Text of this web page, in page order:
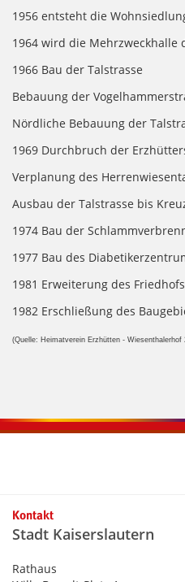
1956 entsteht die
1964 wird die Mehrzweckhalle
1966 Bau der Talstrasse
Bebauung der
Nördliche Bebauung der
1969 Durchbruch der
Verplanung des
Ausbau der Talstrasse bis
1974 Bau der
1977 Bau des
1981 Erweiterung des
1982 Erschließung des
(Quelle: Heimatverein Erzhütten - Wiesenthalerhof
Kontakt
Stadt Kaiserslautern
Rathaus